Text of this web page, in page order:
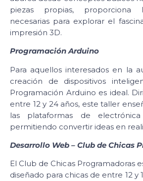
piezas propias, proporciona
necesarias para explorar el
impresión 3D.
Programación Arduino
Para aquellos interesados en la
creación de dispositivos
Programación Arduino es ideal.
entre 12 y 24 años, este taller
las plataformas de
permitiendo convertir ideas en
Desarrollo Web – Club de Chicas
El Club de Chicas Programadoras
diseñado para chicas de entre 12 y